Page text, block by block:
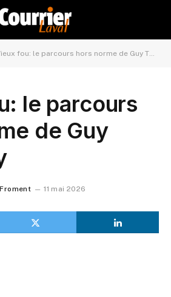
fou: le parcours hors norme de Guy Tremblay
le parcours
de Guy
11 mai 2026